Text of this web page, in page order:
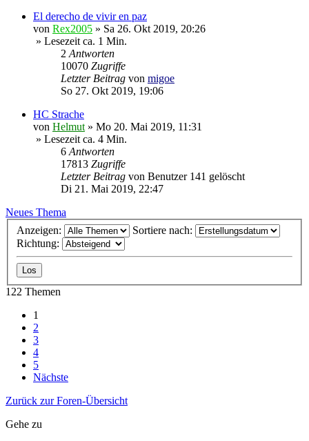
El derecho de vivir en paz
von Rex2005 » Sa 26. Okt 2019, 20:26
» Lesezeit ca. 1 Min.
2Antworten
10070 Zugriffe
Letzter Beitrag von migoe
So 27. Okt 2019, 19:06
HC Strache
von Helmut» Mo 20. Mai 2019, 11:31
» Lesezeit ca. 4 Min.
6Antworten
17813 Zugriffe
Letzter Beitrag von Benutzer 141 gelöscht
Di 21. Mai 2019, 22:47
Neues Thema
Anzeigen:
Sortiere nach:
Richtung:
122 Themen
1
2
3
4
5
Nächste
Zurück zur Foren-Übersicht
Gehe zu